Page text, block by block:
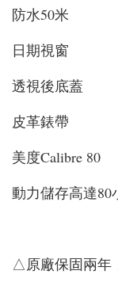
防水50米
日期視窗
透視後底蓋
皮革錶帶
美度Calibre 80
動力儲存高達80
△原廠保固兩